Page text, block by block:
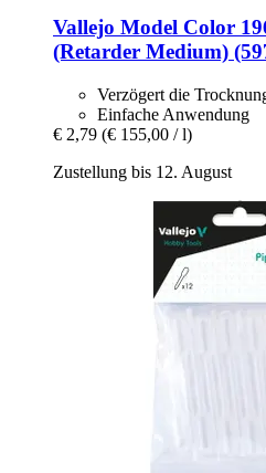
Vallejo Model Color
(Retarder Medium)
Verzögert die
Einfache Anwendung
€ 2,79 (€ 155,00 / l)
Zustellung bis 12. August